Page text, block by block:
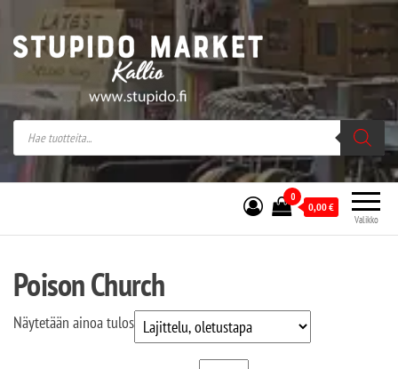
Stupido Market – verkossa ja kivijalassa
Stupido Market on vaihtoehtomusaan
erikoistunut verkko- sekä
kivijalkakauppa Helsingissä Kallion
sydämessä.
Valikko
0
0,00€
Poison Church
Näytetään ainoa tulos